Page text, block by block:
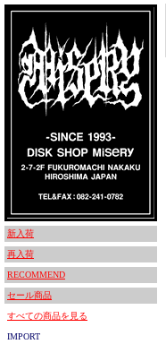
新入荷
再入荷
RECOMMEND
セール商品
すべての商品を見る
IMPORT